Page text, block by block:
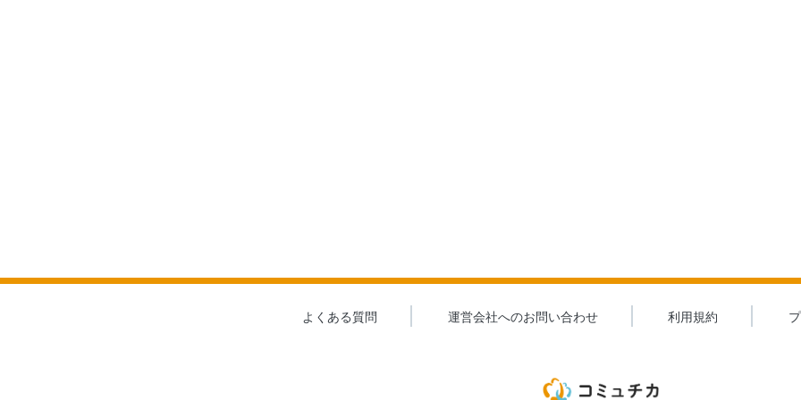
よくある質問 運営会社へのお問い合わせ 利用規約